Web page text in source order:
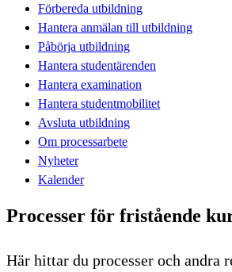
Förbereda utbildning
Hantera anmälan till utbildning
Påbörja utbildning
Hantera studentärenden
Hantera examination
Hantera studentmobilitet
Avsluta utbildning
Om processarbete
Nyheter
Kalender
Processer för fristående
Här hittar du processer och andra